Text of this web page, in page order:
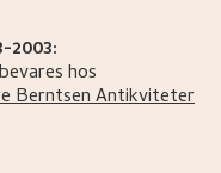
2003:
hos
Berntsen Antikviteter